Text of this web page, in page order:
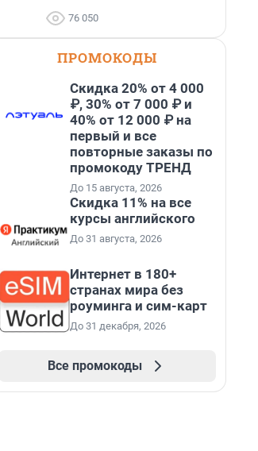
76 050
ПРОМОКОДЫ
Скидка 20% от 4 000
₽, 30% от 7 000 ₽ и
40% от 12 000 ₽ на
первый и все
повторные заказы по
промокоду ТРЕНД
До 15 августа, 2026
Скидка 11% на все
курсы английского
До 31 августа, 2026
Интернет в 180+
странах мира без
роуминга и сим-карт
До 31 декабря, 2026
Все промокоды